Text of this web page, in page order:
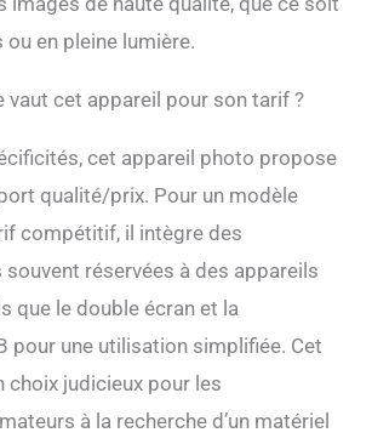
de 56 MP : capturez
chaque moment
vidéo 4K ultra HD, tandis
résolution de 56 MP
offrent un niveau de
qualité d'image sans
précédent Que vous
exploriez sous l'eau, que
journée à la plage ou que
vous vous lanciez dans
des aventures en plein air,
cet appareil photo
numérique documente
en pleine lumière.
vaut cet appareil pour son tarif ?
cet appareil photo propose
qualité/prix. Pour un modèle
compétitif, il intègre des
réservées à des appareils
que le double écran et la
pour une utilisation simplifiée. Cet
choix judicieux pour les
à la recherche d’un matériel